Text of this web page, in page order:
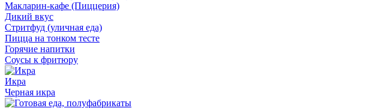
Макларин-кафе (Пиццерия)
Дикий вкус
Стритфуд (уличная еда)
Пицца на тонком тесте
Горячие напитки
Соусы к фритюру
Икра
Черная икра